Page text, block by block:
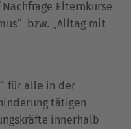
Elternkurse
bzw. „Alltag mit
für alle in der
tätigen
innerhalb